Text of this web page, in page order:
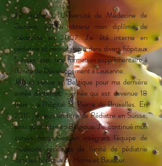
J'ai étudié à l'Université de Médecine de
Genève, où j'ai obtenu mon diplôme de
médecine en 2007. J'ai été interne en
pédiatrie et néonatalogie dans divers hôpitaux
Suisses, avec une formation supplémentaire à
l'Unité de Développement à Lausanne.​
Je suis venue en Belgique pour ma dernière
année d'internat - année qui est devenue 18
mois - à l'hôpital St Pierre de Bruxelles. En
2015 j'ai reçu un titre de Pédiatre en Suisse,
ainsi qu'un titre en Belgique. J'ai continué mon
cursus hospitalier en intégrant l'équipe de
médecins résidents de l'unité de pédiatrie
dans les hôpitaux de Hornu et Baudour.